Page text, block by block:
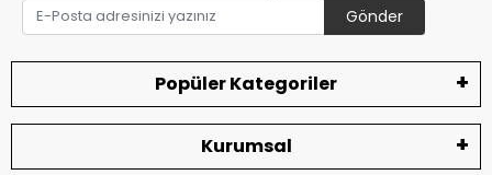
Gönder
Popüler Kategoriler
Kurumsal